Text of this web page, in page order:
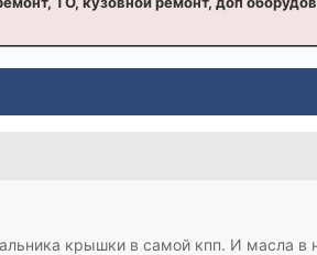
крышки в самой кпп. И масла в